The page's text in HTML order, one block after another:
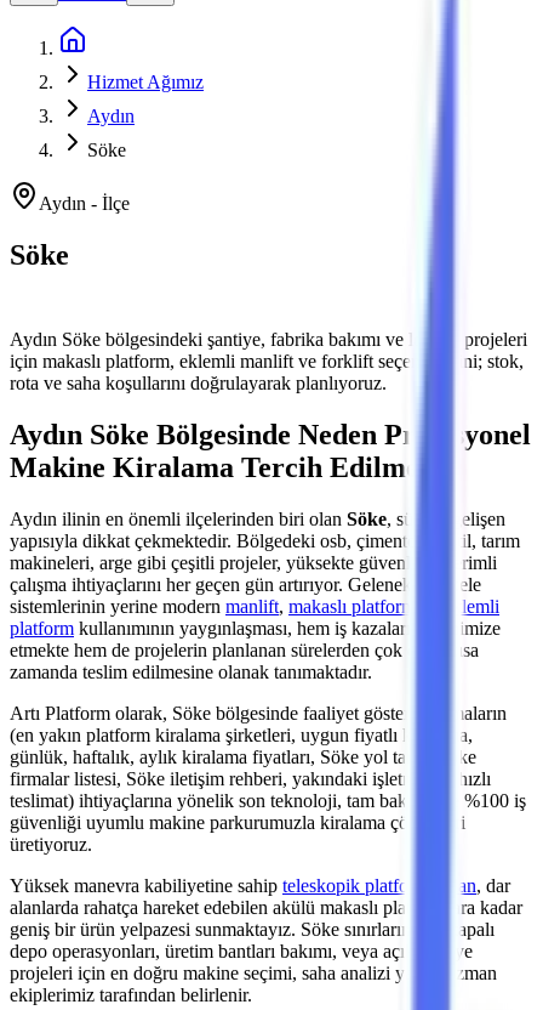
Hizmet Ağımız
Aydın
Söke
Aydın - İlçe
Söke
Aydın Söke bölgesindeki şantiye, fabrika bakımı ve lojistik projeleri
için makaslı platform, eklemli manlift ve forklift seçeneklerini; stok,
rota ve saha koşullarını doğrulayarak planlıyoruz.
Aydın Söke Bölgesinde Neden Profesyonel
Makine Kiralama Tercih Edilmeli?
Aydın ilinin en önemli ilçelerinden biri olan Söke, sürekli gelişen
yapısıyla dikkat çekmektedir. Bölgedeki osb, çimento, tekstil, tarım
makineleri, arge gibi çeşitli projeler, yüksekte güvenli ve verimli
çalışma ihtiyaçlarını her geçen gün artırıyor. Geleneksel iskele
sistemlerinin yerine modern manlift, makaslı platform
eklemli
platform kullanımının yaygınlaşması, hem iş kazalarını minimize
etmekte hem de projelerin planlanan sürelerden çok daha kısa
zamanda teslim edilmesine olanak tanımaktadır.
Artı Platform olarak, Söke bölgesinde faaliyet gösteren firmaların
(en yakın platform kiralama şirketleri, uygun fiyatlı kiralama,
günlük, haftalık, aylık kiralama fiyatları, Söke yol tarifi, Söke
firmalar listesi, Söke iletişim rehberi, yakındaki işletmelere hızlı
teslimat) ihtiyaçlarına yönelik son teknoloji, tam bakımlı ve %100 iş
güvenliği uyumlu makine parkurumuzla kiralama çözümleri
üretiyoruz.
Yüksek manevra kabiliyetine sahip teleskopik platformlardan, dar
alanlarda rahatça hareket edebilen akülü makaslı platformlara kadar
geniş bir ürün yelpazesi sunmaktayız. Söke sınırlarındaki kapalı
depo operasyonları, üretim bantları bakımı, veya açık şantiye
projeleri için en doğru makine seçimi, saha analizi yapan uzman
ekiplerimiz tarafından belirlenir.